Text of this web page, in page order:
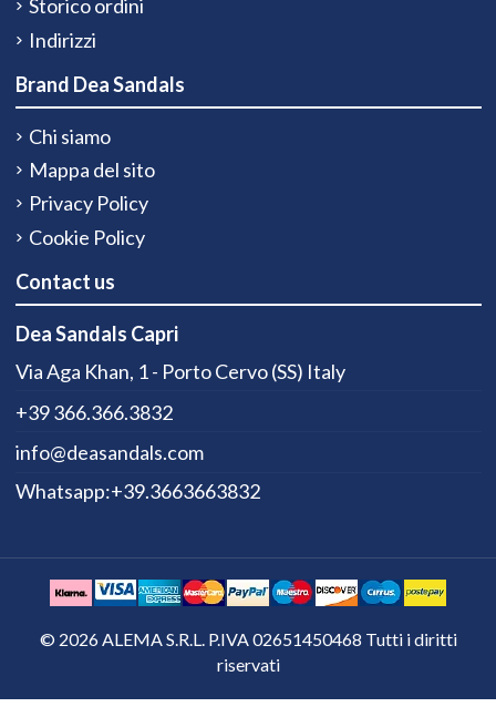
Storico ordini
Indirizzi
Brand Dea Sandals
Chi siamo
Mappa del sito
Privacy Policy
Cookie Policy
Contact us
Dea Sandals Capri
Via Aga Khan, 1 - Porto Cervo (SS) Italy
+39 366.366.3832
info@deasandals.com
Whatsapp:+39.3663663832
© 2026 ALEMA S.R.L. P.IVA 02651450468 Tutti i diritti
riservati